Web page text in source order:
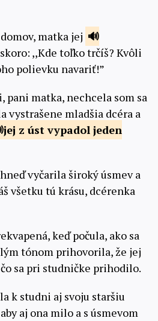
matka jej
,,Kde toľko trčíš? Kvôli
polievku navariť!”
pani matka, nechcela som sa
vystrašene mladšia dcéra a
jej z úst vypadol jeden
vyčarila široký úsmev a
všetku tú krásu, dcérenka
keď počula, ako sa
tónom prihovorila, že jej
sa pri studničke prihodilo.
k studni aj svoju staršiu
aj ona milo a s úsmevom